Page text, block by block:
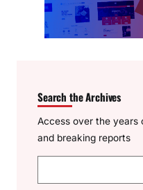
Search the Archives
Access over the years
and breaking reports
e